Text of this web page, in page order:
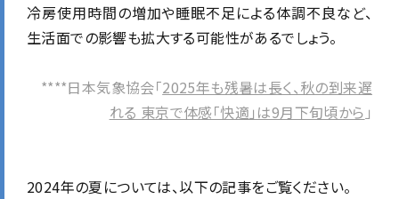
冷房使用時間の増加や睡眠不足による体調不良など、
生活面での影響も拡大する可能性があるでしょう。
****日本気象協会「2025年も残暑は長く、秋の到来遅
れる 東京で体感「快適」は9月下旬頃から 」
2024年の夏については、以下の記事をご覧ください。